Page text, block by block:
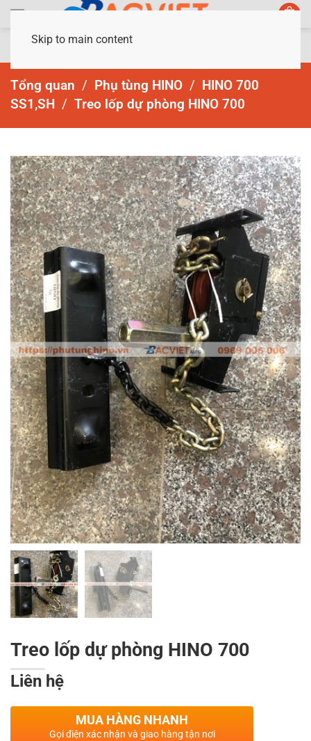
Skip to main content
Tổng quan Phụ tùng HINO
HINO 700
SS1,SH
Treo lốp dự phòng HINO 700
Treo lốp dự phòng HINO 700
Liên hệ
MUA HÀNG NHANH
Gọi điện xác nhận và giao hàng tận nơi